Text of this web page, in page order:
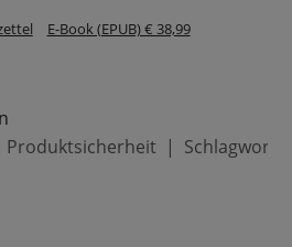
E-Book (EPUB) € 38,99
Produktsicherheit Schlagworte